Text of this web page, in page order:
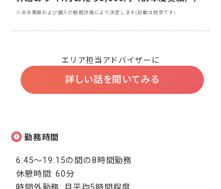
※会社業績および個人の勤務評価により決定します(記載は目安です)
エリア担当アドバイザーに
詳しい話を聞いてみる
勤務時間
6:45～19:15の間の8時間勤務
休憩時間: 60分